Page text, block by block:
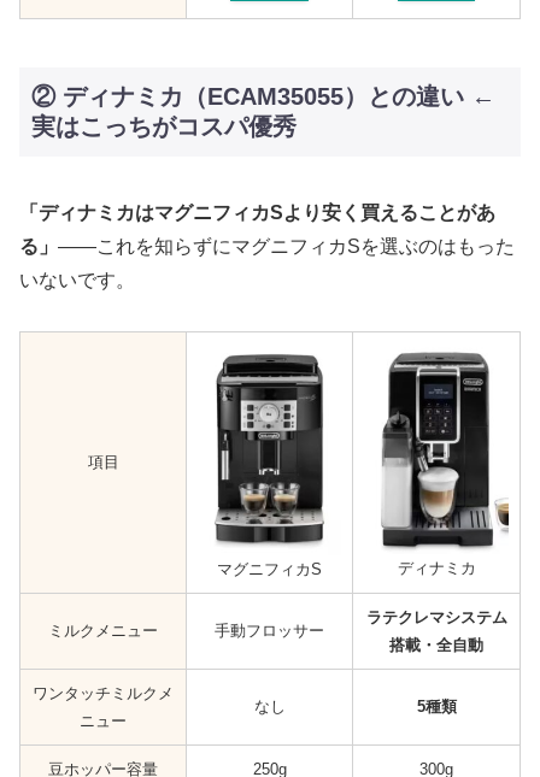
② ディナミカ（ECAM35055）との違い ←
実はこっちがコスパ優秀
「ディナミカはマグニフィカSより安く買えることがあ
る」 ——これを知らずにマグニフィカSを選ぶのはもった
いないです。
項目
マグニフィカS ディナミカ
ミルクメニュー 手動フロッサー
ラテクレマシステム
搭載・全自動
ワンタッチミルクメ
ニュー
なし 5種類
豆ホッパー容量 250g 300g